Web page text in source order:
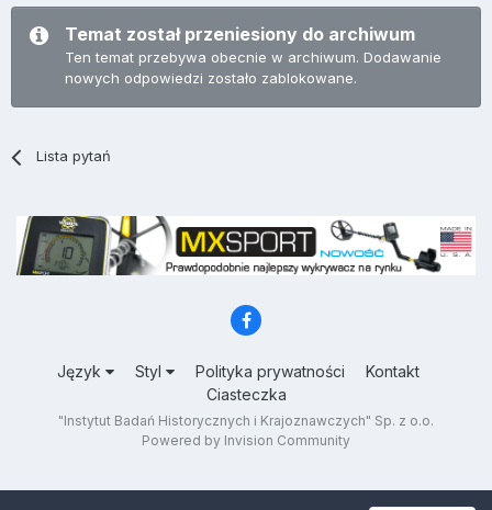
Temat został przeniesiony do archiwum
Ten temat przebywa obecnie w archiwum. Dodawanie
nowych odpowiedzi zostało zablokowane.
Lista pytań
Język Styl Polityka prywatności
Kontakt
Ciasteczka
"Instytut Badań Historycznych i Krajoznawczych" Sp. z o.o.
Powered by Invision Community